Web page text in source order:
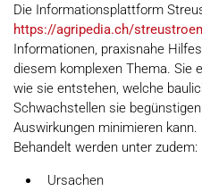
Die Informationsplattform
https://agripedia.ch/
Informationen, praxisnahe
diesem komplexen Thema. Sie
wie sie entstehen, welche
Schwachstellen sie
Auswirkungen minimieren kann.
Behandelt werden unter zudem:
Ursachen